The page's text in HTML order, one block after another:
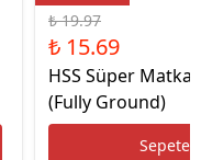
₺ 19.97
₺ 15.69
HSS Süper
(Fully Ground)
Sepete